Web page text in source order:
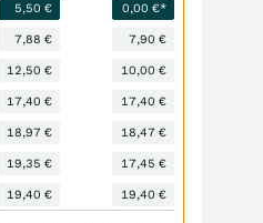
5,50 € 0,00 €*
7,88 € 7,90 €
12,50 € 10,00 €
17,40 € 17,40 €
18,97 € 18,47 €
19,35 € 17,45 €
19,40 € 19,40 €